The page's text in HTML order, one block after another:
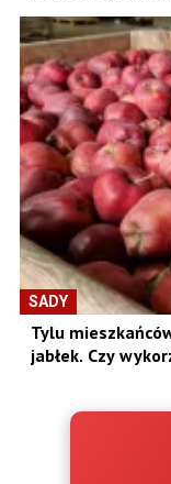
SADY
Tylu
jabłek. Czy